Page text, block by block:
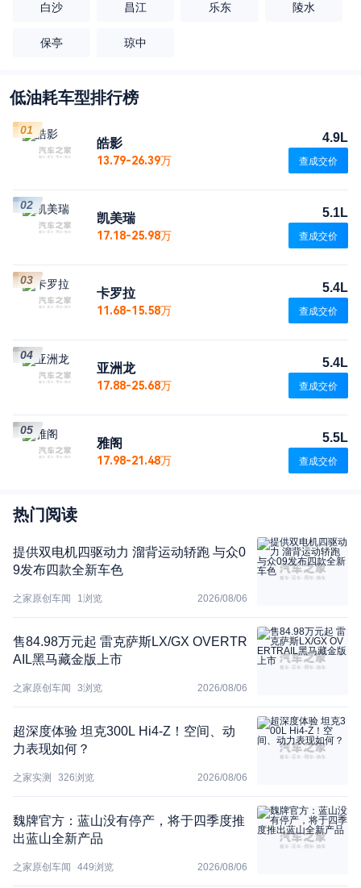
白沙 昌江 乐东 陵水
保亭 琼中
低油耗车型排行榜
皓影
13.79-26.39万
4.9L
查成交价
01
凯美瑞
17.18-25.98万
5.1L
查成交价
02
卡罗拉
11.68-15.58万
5.4L
查成交价
03
亚洲龙
17.88-25.68万
5.4L
查成交价
04
雅阁
17.98-21.48万
5.5L
查成交价
05
热门阅读
提供双电机四驱动力 溜背运动轿跑 与众0
9发布四款全新车色
之家原创车闻 1浏览 2026/08/06
售84.98万元起 雷克萨斯LX/GX OVERTR
AIL黑马藏金版上市
之家原创车闻 3浏览 2026/08/06
超深度体验 坦克300L Hi4-Z！空间、动
力表现如何？
之家实测 326浏览 2026/08/06
魏牌官方：蓝山没有停产，将于四季度推
出蓝山全新产品
之家原创车闻 449浏览 2026/08/06